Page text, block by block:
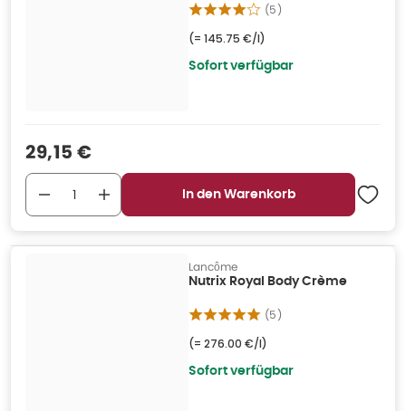
(5)
(= 145.75 €/l)
Sofort verfügbar
Verkaufspreis
29,15 €
In den Warenkorb
Lancôme
Nutrix Royal Body Crème
(5)
(= 276.00 €/l)
Sofort verfügbar